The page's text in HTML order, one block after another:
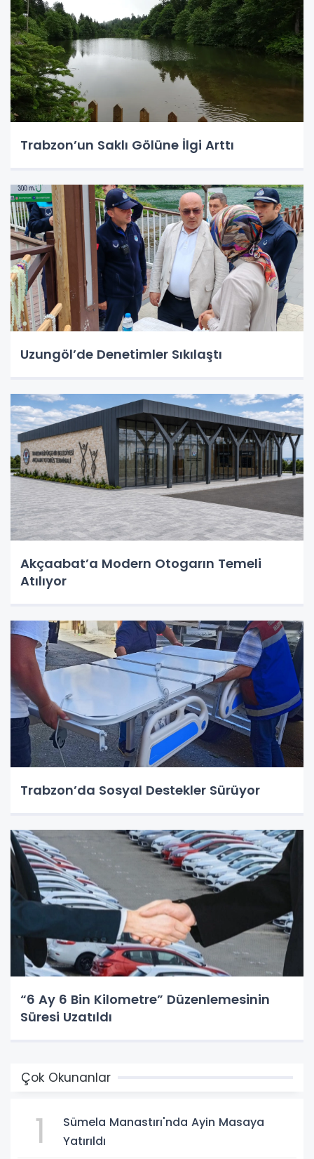
Trabzon’un Saklı Gölüne İlgi Arttı
Uzungöl’de Denetimler Sıkılaştı
Akçaabat’a Modern Otogarın Temeli
Atılıyor
Trabzon’da Sosyal Destekler Sürüyor
“6 Ay 6 Bin Kilometre” Düzenlemesinin
Süresi Uzatıldı
Çok Okunanlar
1
Sümela Manastırı'nda Ayin Masaya
Yatırıldı